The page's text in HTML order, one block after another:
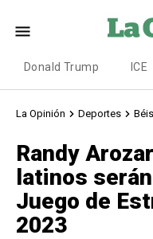
Donald Trump ICE
La Opinión Deportes
Randy
latinos
Juego de
2023